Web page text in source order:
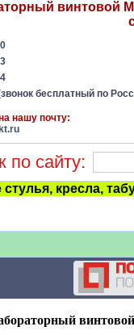
винтовой
бесплатный по
нашу почту:
по сайту:
кресла,